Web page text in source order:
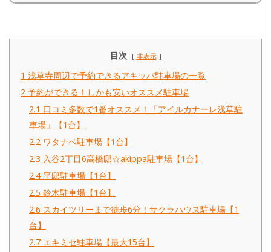
目次 非表示
1 浅草寺周辺で予約できるアキッパ駐車場の一覧
2 予約ができる！しかも安いオススメ駐車場
2.1 口コミ多数で1番オススメ！「アイルカナーレ浅草駐
車場」【1台】
2.2 ワタナベ駐車場【1台】
2.3 入谷2丁目6高橋邸☆akippa駐車場【1台】
2.4 平邸駐車場【1台】
2.5 鈴木駐車場【1台】
2.6 スカイツリーまで徒歩6分！サクラハウス駐車場【1
台】
2.7 エキミセ駐車場【最大15台】